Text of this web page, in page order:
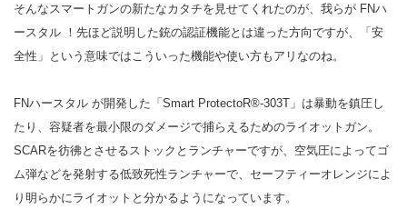
そんなスマートガンの新たなカタチを見せてくれたのが、我らが FNハ
ースタル ！先ほど説明した銃の認証機能とは違った方向ですが、「安
全性」という意味ではこういった機能や使い方もアリなのね。
FNハースタル が開発した「Smart ProtectoR®-303T」は暴動を鎮圧し
たり、容疑者を最小限のダメージで捕らえるためのライオットガン。
SCARを彷彿とさせるストックとランチャーですが、空気圧によってゴ
ム弾などを発射する低致死性ランチャーで、セーフティーオレンジによ
り明らかにライオットと分かるようになっています。